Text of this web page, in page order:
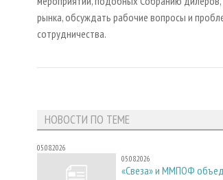
рынка, обсуждать рабочие вопросы и
сотрудничества.
НОВОСТИ ПО ТЕМЕ
05.08.2026
05.08.2026
«Свеза» и ММПОФ